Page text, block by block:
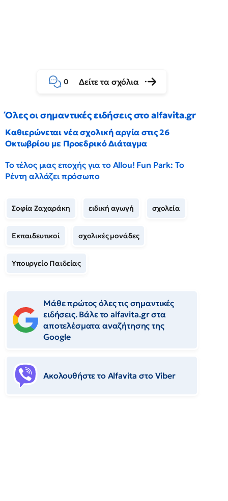
0 Δείτε τα σχόλια
Όλες οι σημαντικές ειδήσεις στο alfavita.gr
Καθιερώνεται νέα σχολική αργία στις 26
Οκτωβρίου με Προεδρικό Διάταγμα
Το τέλος μιας εποχής για το Allou! Fun Park: Το
Ρέντη αλλάζει πρόσωπο
Σοφία Ζαχαράκη ειδική αγωγή σχολεία
Εκπαιδευτικοί σχολικές μονάδες
Υπουργείο Παιδείας
Μάθε πρώτος όλες τις σημαντικές
ειδήσεις. Βάλε το alfavita.gr στα
αποτελέσματα αναζήτησης της
Google
Ακολουθήστε το Αlfavita στο Viber